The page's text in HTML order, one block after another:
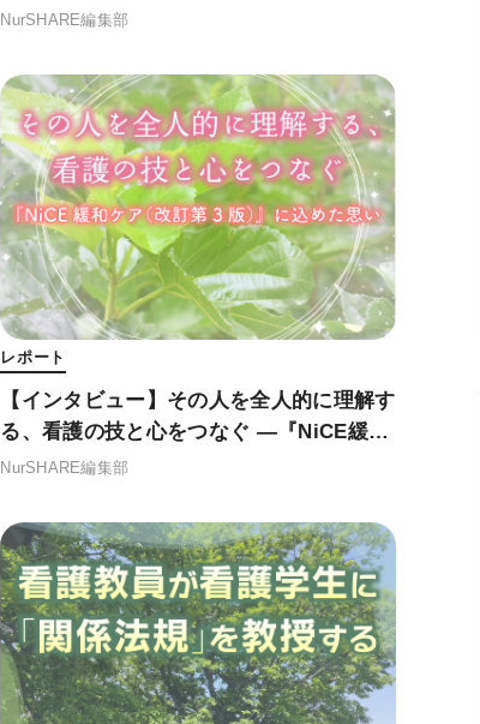
タビュー
NurSHARE編集部
レポート
【インタビュー】その人を全人的に理解す
る、看護の技と心をつなぐ ―『NiCE緩和
ケア（改訂第3版）』に込めた思い
NurSHARE編集部